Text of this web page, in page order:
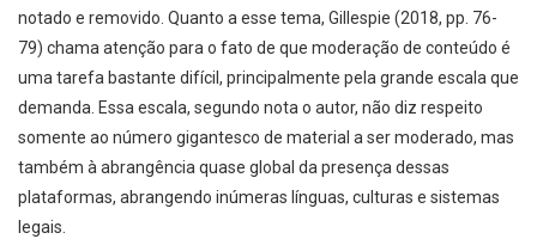
notado e removido. Quanto a esse tema, Gillespie (2018, pp. 76-
79) chama atenção para o fato de que moderação de conteúdo é
uma tarefa bastante difícil, principalmente pela grande escala que
demanda. Essa escala, segundo nota o autor, não diz respeito
somente ao número gigantesco de material a ser moderado, mas
também à abrangência quase global da presença dessas
plataformas, abrangendo inúmeras línguas, culturas e sistemas
legais.